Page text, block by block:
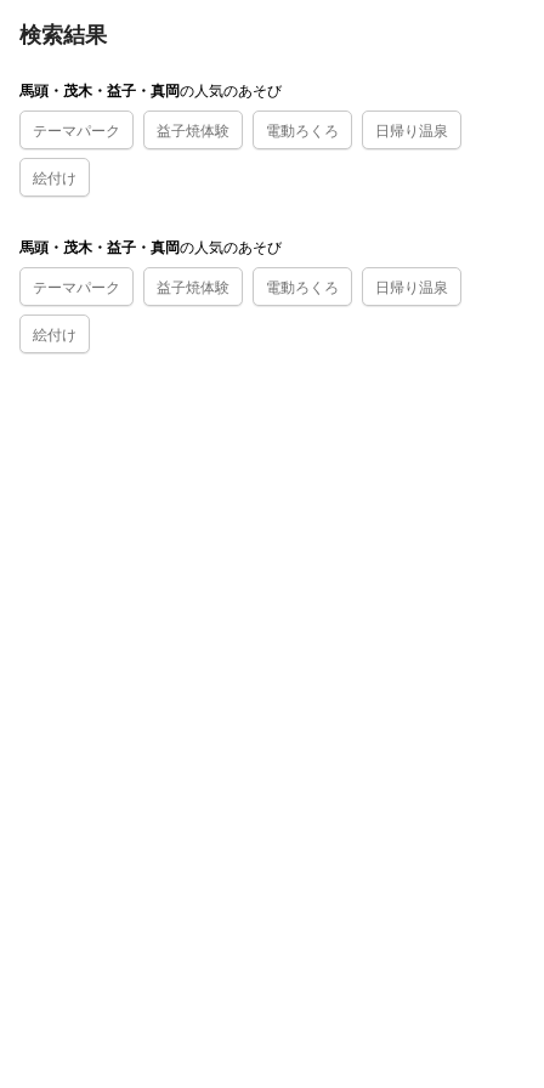
検索結果
馬頭・茂木・益子・真岡の人気のあそび
テーマパーク
益子焼体験 電動ろくろ 日帰り温泉
絵付け
馬頭・茂木・益子・真岡の人気のあそび
テーマパーク
益子焼体験 電動ろくろ 日帰り温泉
絵付け